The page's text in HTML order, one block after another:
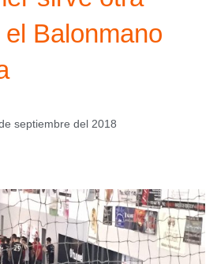
Balonmano
septiembre del 2018